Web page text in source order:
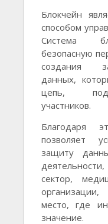
Блокчейн
способом
Система
безопасную
создания
данных,
цепь,
участников.
Благодаря
позволяет
защиту
сектор,
место, где
значение.